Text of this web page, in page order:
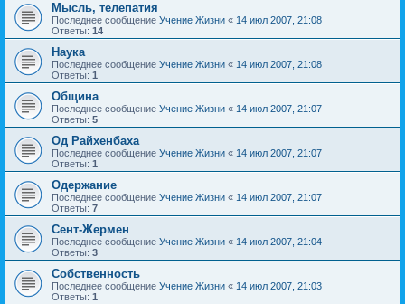
Мысль, телепатия
Последнее сообщение Учение Жизни « 14 июл 2007, 21:08
Ответы: 14
Наука
Последнее сообщение Учение Жизни « 14 июл 2007, 21:08
Ответы: 1
Община
Последнее сообщение Учение Жизни « 14 июл 2007, 21:07
Ответы: 5
Од Райхенбаха
Последнее сообщение Учение Жизни « 14 июл 2007, 21:07
Ответы: 1
Одержание
Последнее сообщение Учение Жизни « 14 июл 2007, 21:07
Ответы: 7
Сент-Жермен
Последнее сообщение Учение Жизни « 14 июл 2007, 21:04
Ответы: 3
Собственность
Последнее сообщение Учение Жизни « 14 июл 2007, 21:03
Ответы: 1